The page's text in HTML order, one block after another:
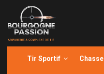
Tir Sportif Chasse